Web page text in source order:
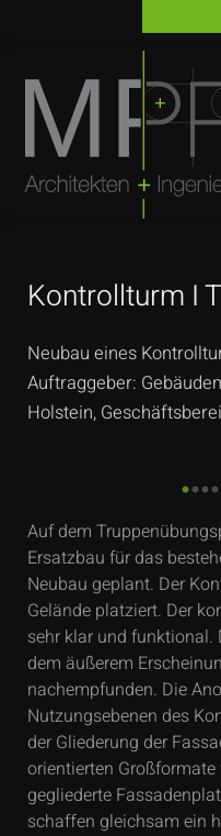
Kontrollturm I
Neubau eines
Auftraggeber:
Holstein,
Auf dem
Ersatzbau für das
Neubau geplant. Der
Gelände platziert. Der
sehr klar und funktional.
dem äußerem
nachempfunden. Die
Nutzungsebenen des
der Gliederung der
orientierten
gegliederte
schaffen gleichsam ein